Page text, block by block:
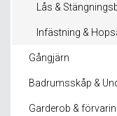
Lås &
Infästning &
Gångjärn
Badrumsskåp &
Garderob &